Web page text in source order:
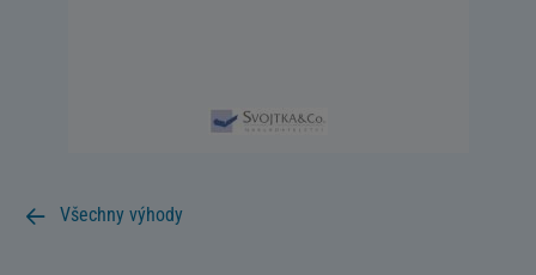
Všechny výhody